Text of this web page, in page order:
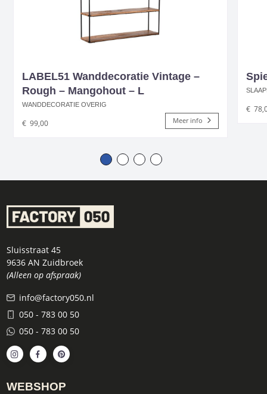
LABEL51 Wanddecoratie Vintage –
Rough – Mangohout – L
WANDDECORATIE OVERIG
€ 99,00 Meer info
€
Sluisstraat 45
9636 AN Zuidbroek
(Alleen op afspraak)
info@factory050.nl
050 - 783 00 50
050 - 783 00 50
WEBSHOP